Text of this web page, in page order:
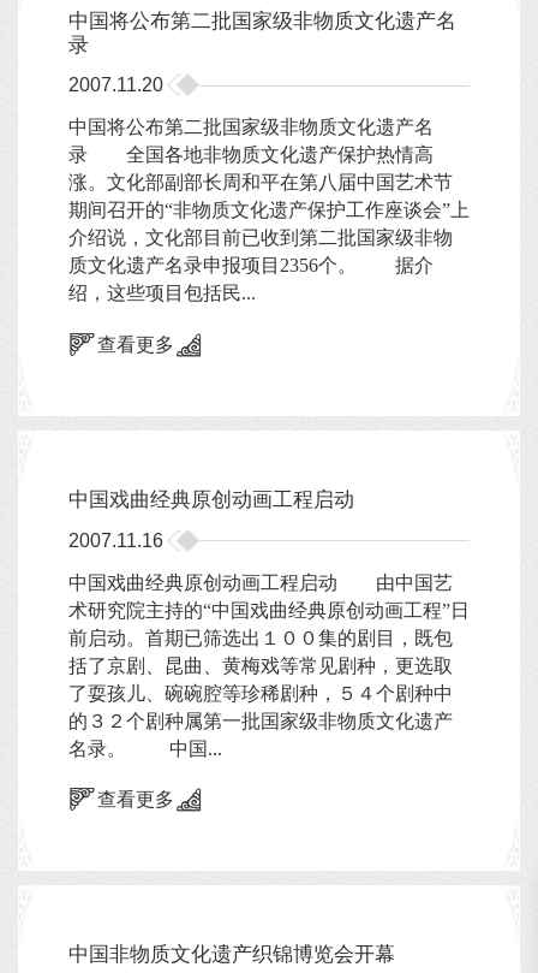
中国将公布第二批国家级非物质文化遗产名
录
2007.11.20
中国将公布第二批国家级非物质文化遗产名
录 全国各地非物质文化遗产保护热情高
涨。文化部副部长周和平在第八届中国艺术节
期间召开的“非物质文化遗产保护工作座谈会”上
介绍说，文化部目前已收到第二批国家级非物
质文化遗产名录申报项目2356个。 据介
绍，这些项目包括民...
查看更多
中国戏曲经典原创动画工程启动
2007.11.16
中国戏曲经典原创动画工程启动 由中国艺
术研究院主持的“中国戏曲经典原创动画工程”日
前启动。首期已筛选出１００集的剧目，既包
括了京剧、昆曲、黄梅戏等常见剧种，更选取
了耍孩儿、碗碗腔等珍稀剧种，５４个剧种中
的３２个剧种属第一批国家级非物质文化遗产
名录。 中国...
查看更多
中国非物质文化遗产织锦博览会开幕